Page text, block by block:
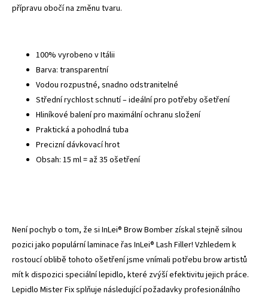
přípravu obočí na změnu tvaru.
100% vyrobeno v Itálii
Barva: transparentní
Vodou rozpustné, snadno odstranitelné
Střední rychlost schnutí – ideální pro potřeby ošetření
Hliníkové balení pro maximální ochranu složení
Praktická a pohodlná tuba
Precizní dávkovací hrot
Obsah: 15 ml = až 35 ošetření
Není pochyb o tom, že si InLei® Brow Bomber získal stejně silnou
pozici jako populární laminace řas InLei® Lash Filler! Vzhledem k
rostoucí oblibě tohoto ošetření jsme vnímali potřebu brow artistů
mít k dispozici speciální lepidlo, které zvýší efektivitu jejich práce.
Lepidlo Mister Fix splňuje následující požadavky profesionálního